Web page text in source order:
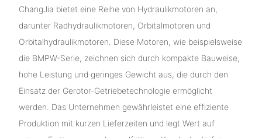
ChangJia bietet eine Reihe von Hydraulikmotoren an,
darunter Radhydraulikmotoren, Orbitalmotoren und
Orbitalhydraulikmotoren. Diese Motoren, wie beispielsweise
die BMPW-Serie, zeichnen sich durch kompakte Bauweise,
hohe Leistung und geringes Gewicht aus, die durch den
Einsatz der Gerotor-Getriebetechnologie ermöglicht
werden. Das Unternehmen gewährleistet eine effiziente
Produktion mit kurzen Lieferzeiten und legt Wert auf